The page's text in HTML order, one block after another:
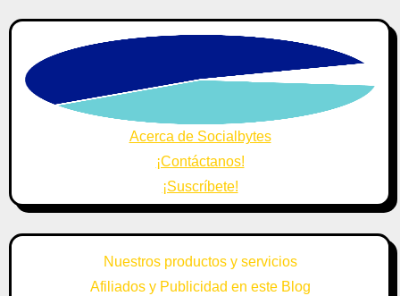
Acerca de Socialbytes
¡Contáctanos!
¡Suscríbete!
Nuestros productos y servicios
Afiliados y Publicidad en este Blog